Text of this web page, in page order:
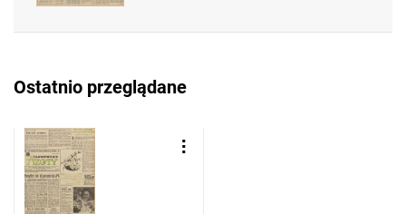
Feliksa Dzierżyńskiego. 1967, nr 48
Robotniczego Zakładów Azotowych im.
Feliksa Dzierżyńskiego. 1967, nr 49
Tarnowskie Azoty : Organ Samorządu
Robotniczego Zakładów Azotowych im.
Ostatnio przeglądane